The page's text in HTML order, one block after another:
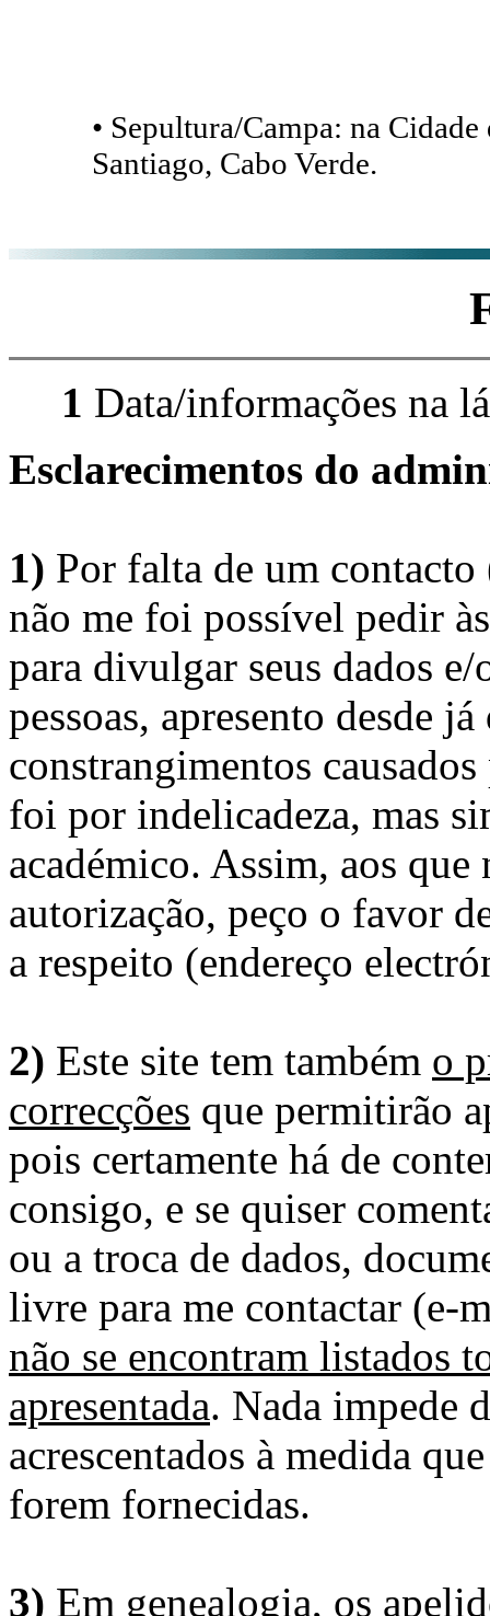
• Sepultura/Campa: na
Santiago, Cabo Verde.
1 Data/informações na
Esclarecimentos do
1) Por falta de um
não me foi possível pedir
para divulgar seus dados
pessoas, apresento desde
constrangimentos
foi por indelicadeza, mas
académico. Assim, aos
autorização, peço o favor
a respeito (endereço
2) Este site tem também o
correcções que permitirão
pois certamente há de
consigo, e se quiser
ou a troca de dados,
livre para me contactar (e-
não se encontram listados
apresentada. Nada impede
acrescentados à medida
forem fornecidas.
3) Em genealogia, os